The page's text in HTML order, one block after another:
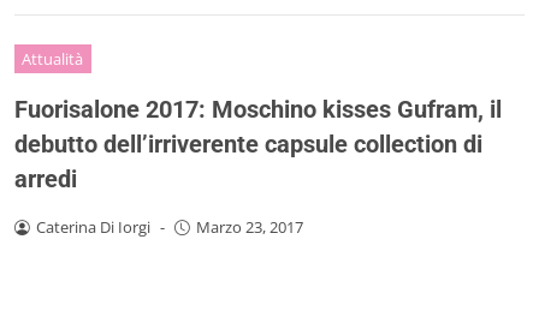
Attualità
Fuorisalone 2017: Moschino kisses Gufram, il
debutto dell’irriverente capsule collection di
arredi
Caterina Di Iorgi - Marzo 23, 2017